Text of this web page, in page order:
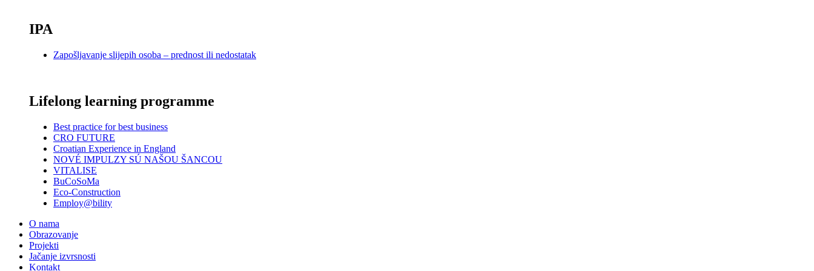
IPA
Zapošljavanje slijepih osoba – prednost ili nedostatak
Lifelong learning programme
Best practice for best business
CRO FUTURE
Croatian Experience in England
NOVÉ IMPULZY SÚ NAŠOU ŠANCOU
VITALISE
BuCoSoMa
Eco-Construction
Employ@bility
O nama
Obrazovanje
Projekti
Jačanje izvrsnosti
Kontakt